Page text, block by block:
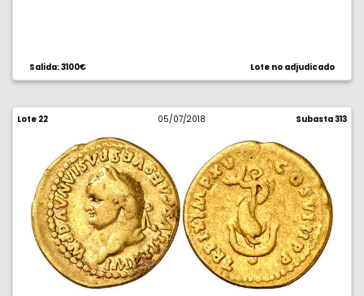
Salida: 3100€ Lote no adjudicado
Lote 22 05/07/2018 Subasta 313